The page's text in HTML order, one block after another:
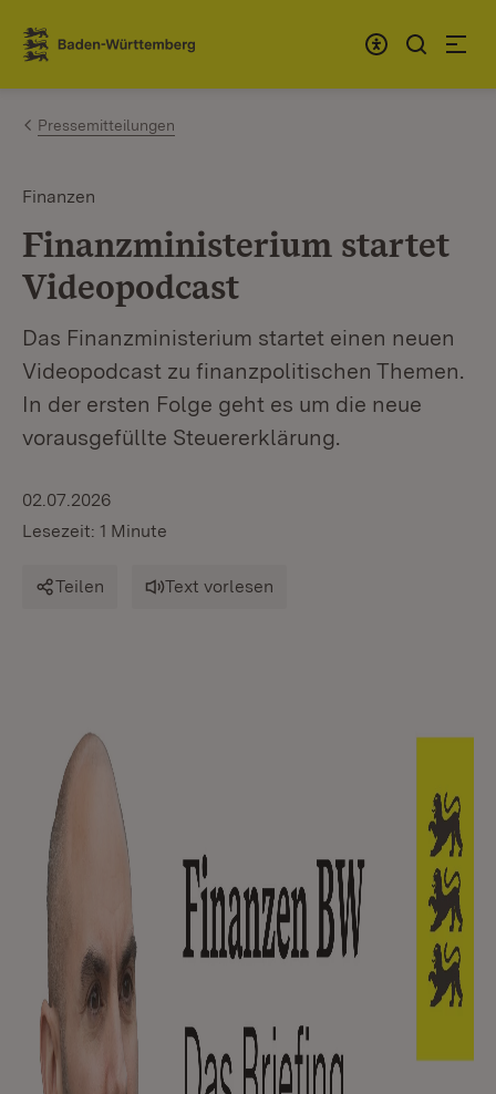
Zum Inhalt springen
Link zur Startseite
Pressemitteilungen
Finanzen
Finanzministerium startet
Videopodcast
Das Finanzministerium startet einen neuen
Videopodcast zu finanzpolitischen Themen.
In der ersten Folge geht es um die neue
vorausgefüllte Steuererklärung.
02.07.2026
Lesezeit: 1 Minute
Teilen Text vorlesen